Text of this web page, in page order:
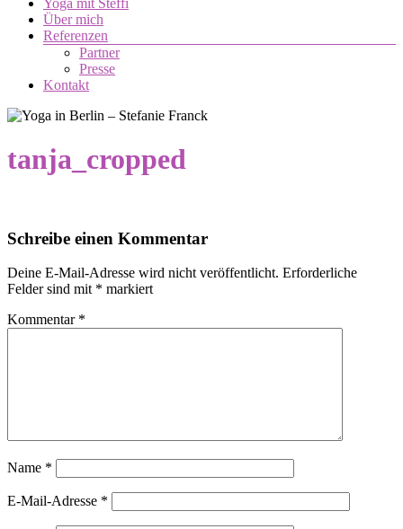
Körper,
Geist
Yoga mit Steffi
Über mich
Referenzen
Partner
Presse
Kontakt
tanja_cropped
Schreibe einen Kommentar
Deine E-Mail-Adresse wird nicht veröffentlicht. Erforderliche
Felder sind mit * markiert
Kommentar *
Name *
E-Mail-Adresse *